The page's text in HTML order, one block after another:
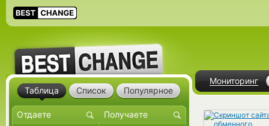
Мониторинг
Таблица Список Популярное